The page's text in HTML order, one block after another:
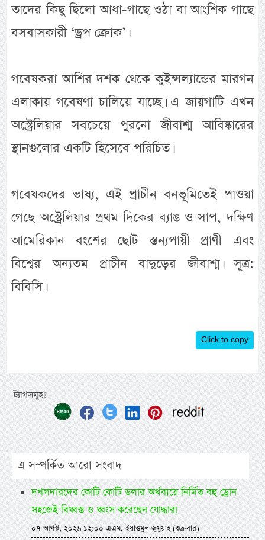
তাদের কিছু ছিলো আধা-গাছে ওঠা বা আংশিক গাছে
বসবাসকারী ‘ড্রপ ক্রোক’।
গবেষকরা আশির দশক থেকে কুইন্সল্যান্ডের মারগন
এলাকায় গবেষণা চালিয়ে যাচ্ছে। এ জায়গাটি এখন
অস্ট্রেলিয়ার সবচেয়ে পুরনো জীবাশ্ম আবিষ্কারের
স্থানগুলোর একটি হিসেবে পরিচিত।
গবেষকদের ভাষ্য, এই প্রাচীন বনভূমিতেই পাওয়া
গেছে অস্ট্রেলিয়ার প্রথম দিকের ব্যাঙ ও সাপ, দক্ষিণ
আমেরিকান বংশের ছোট স্তন্যপায়ী প্রাণী এবং
বিশ্বের অন্যতম প্রাচীন বাদুড়ের জীবাশ্ম। সূত্র:
বিবিসি।
Click to copy
ট্যাগসমূহঃ
এ সম্পর্কিত আরো সংবাদ
দখলদারদের কোটি কোটি ডলার অর্থব্যয়ে নির্মিত বহু ড্রোন
সহজেই বিধ্বস্ত ও ধ্বংস করেছেন যোদ্ধারা
০৭ আগস্ট, ২০২৬ ১২:০০ এএম, ইয়াওমুল জুমুয়াহ (শুক্রবার)